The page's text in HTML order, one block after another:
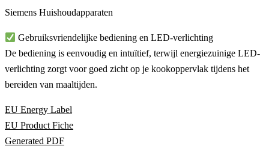
Siemens Huishoudapparaten
Gebruiksvriendelijke bediening en LED-verlichting
De bediening is eenvoudig en intuïtief, terwijl energiezuinige LED-
verlichting zorgt voor goed zicht op je kookoppervlak tijdens het
bereiden van maaltijden.
EU Energy Label
EU Product Fiche
Generated PDF